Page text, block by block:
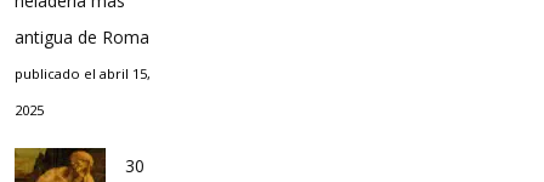
antigua de Roma
publicado el abril 15,
2025
30